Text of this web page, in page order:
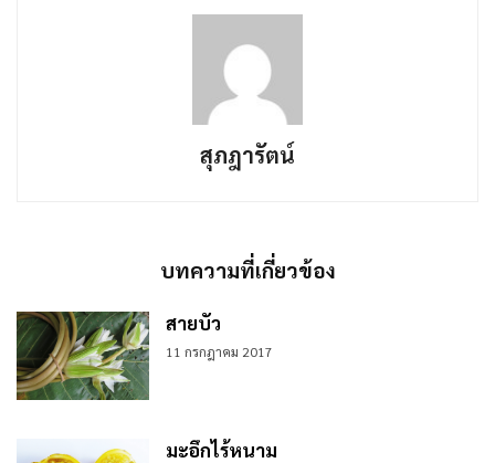
สุภฎารัตน์
บทความที่เกี่ยวข้อง
สายบัว
11 กรกฎาคม 2017
มะอึกไร้หนาม